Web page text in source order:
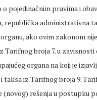
pojedinačnim pravima i
republička administrativna
ako ovim zakonom
Tarifnog broja 7. u zavisnosti
organa na koji je
taksa iz Tarifnog broja 9.
(novog) rešenja u postupku